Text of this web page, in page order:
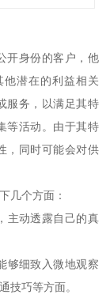
开身份的客户，他
潜在的利益相关
服务，以满足其特
等活动。由于其特
，同时可能会对供
几个方面：
主动透露自己的真
够细致入微地观察
技巧等方面。